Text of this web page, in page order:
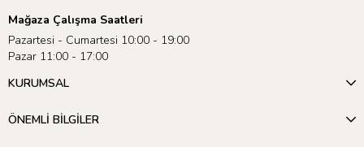
Mağaza Çalışma Saatleri
Pazartesi - Cumartesi 10:00 - 19:00
Pazar 11:00 - 17:00
KURUMSAL
ÖNEMLİ BİLGİLER